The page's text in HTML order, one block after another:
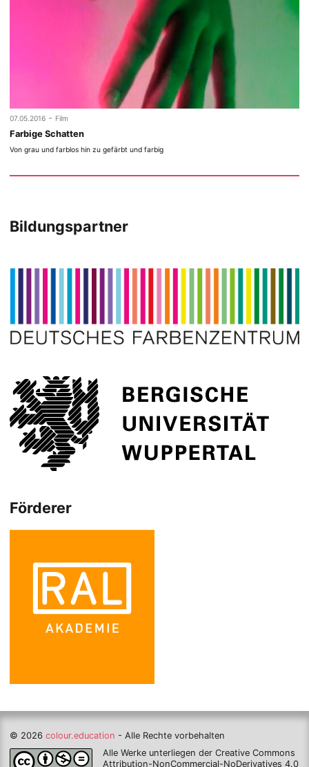
07.05.2016 - Film
Farbige Schatten
Von grau und farblos hin zu gefärbt und farbig
Bildungspartner
Förderer
© 2026 colour.education - Alle Rechte vorbehalten
Alle Werke unterliegen der Creative Commons
Attribution-NonCommercial-NoDerivatives 4.0